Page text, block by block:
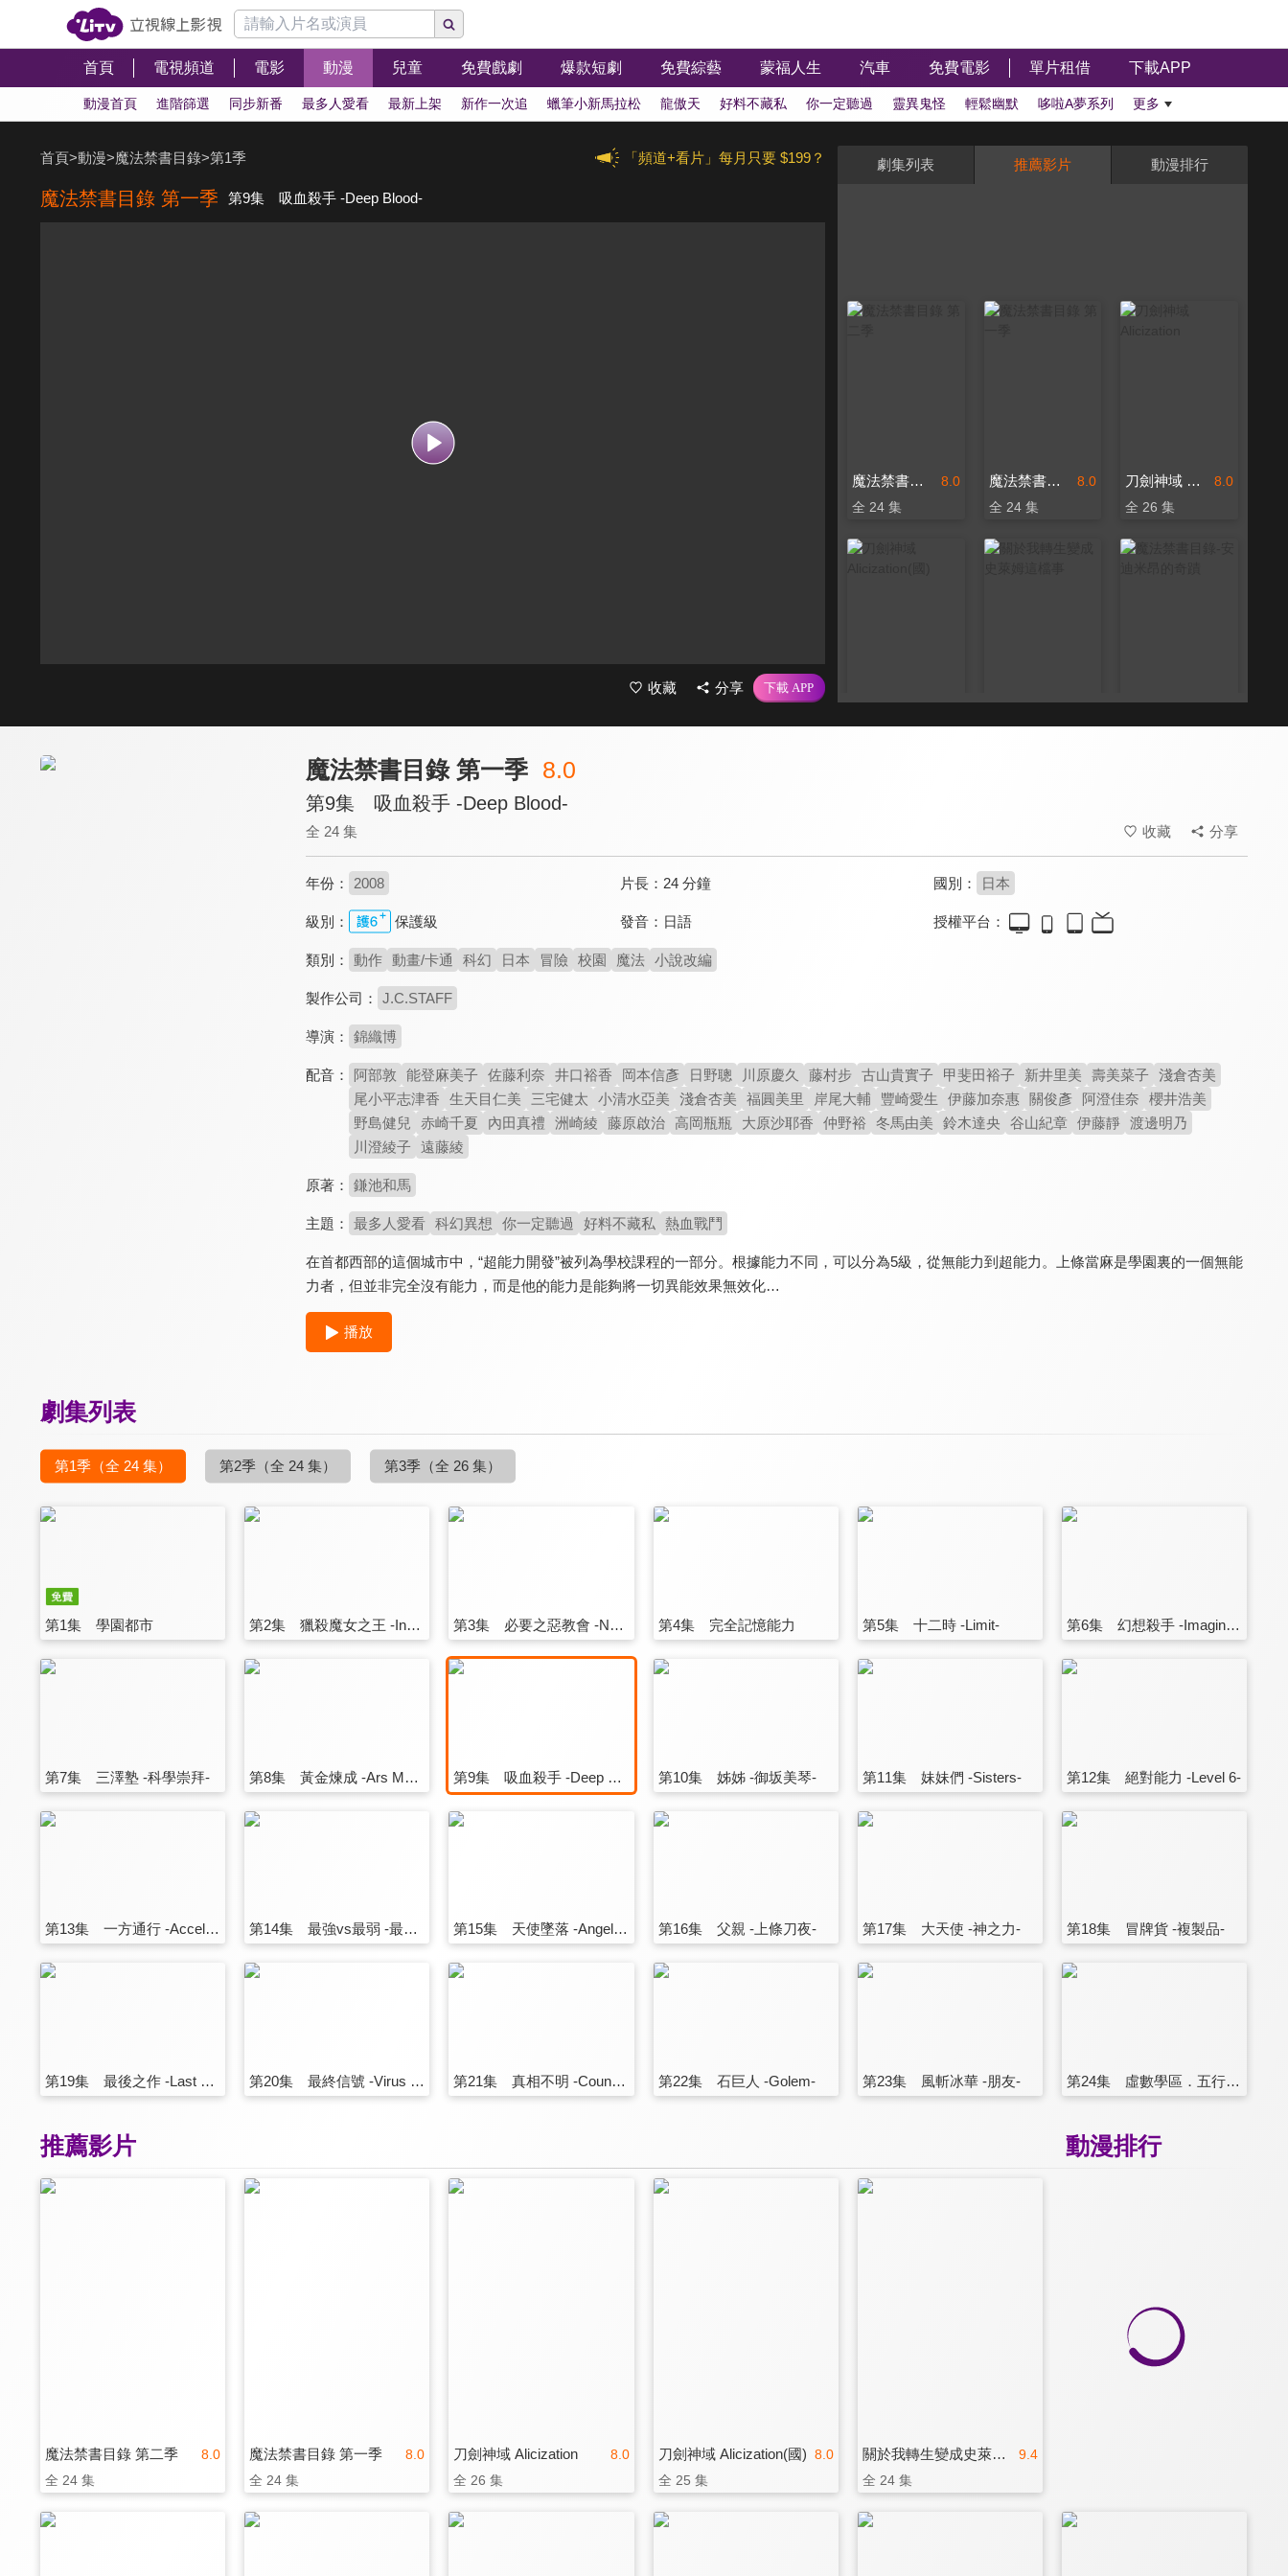
首頁 電視頻道 電影 動漫 兒童 免費戲劇 爆款短劇 免費綜藝 蒙福人生 汽車 免費電影 單片租借 下載APP
動漫首頁 進階篩選 同步新番 最多人愛看 最新上架 新作一次追 蠟筆小新馬拉松 龍傲天 好料不藏私 你一定聽過 靈異鬼怪 輕鬆幽默 哆啦A夢系列 更多
「頻道+看片」每月只要 $199？
首頁>動漫>魔法禁書目錄>第1季
魔法禁書目錄 第一季 第9集 吸血殺手 -Deep Blood-
收藏 分享
劇集列表 推薦影片 動漫排行
8.0
魔法禁書目錄 第二季
全 24 集
8.0
魔法禁書目錄 第一季
全 24 集
8.0
刀劍神域 Alicization
全 26 集
魔法禁書目錄 第一季 8.0
第9集 吸血殺手 -Deep Blood-
全 24 集 收藏 分享
年份： 2008 片長： 24 分鐘 國別： 日本
級別： 保護級 發音： 日語 授權平台：
類別： 動作 動畫/卡通 科幻 日本 冒險 校園 魔法 小說改編
製作公司： J.C.STAFF
導演： 錦織博
配音： 阿部敦 能登麻美子 佐藤利奈 井口裕香 岡本信彥 日野聰 川原慶久 藤村步 古山貴實子 甲斐田裕子 新井里美 壽美菜子
淺倉杏美
尾小平志津香
生天目仁美 三宅健太 小清水亞美 淺倉杏美 福圓美里 岸尾大輔 豐崎愛生 伊藤加奈惠 關俊彥 阿澄佳奈
櫻井浩美
野島健兒
赤崎千夏 內田真禮 洲崎綾 藤原啟治 高岡瓶瓶 大原沙耶香 仲野裕 冬馬由美 鈴木達央 谷山紀章 伊藤靜 渡邊明乃
川澄綾子
遠藤綾
原著： 鎌池和馬
主題： 最多人愛看 科幻異想 你一定聽過 好料不藏私 熱血戰鬥
在首都西部的這個城市中，“超能力開發”被列為學校課程的一部分。根據能力不同，可以分為5級，從無能力到超能力。上條當麻是學園裏的一個無能
力者，但並非完全沒有能力，而是他的能力是能夠將一切異能效果無效化…
播放
劇集列表
第1季 （全 24 集） 第2季 （全 24 集） 第3季 （全 26 集）
第1集 學園都市 第2集 獵殺魔女之王 -Innocentius- 第3集 必要之惡教會 -Necessarius- 第4集 完全記憶能力 第5集 十二時 -Limit- 第6集 幻想殺手 -Imagine Breaker-
第7集 三澤塾 -科學崇拜- 第8集 黃金煉成 -Ars Magna- 第9集 吸血殺手 -Deep Blood- 第10集 姊姊 -御坂美琴- 第11集 妹妹們 -Sisters- 第12集 絕對能力 -Level 6-
第13集 一方通行 -Accelerator- 第14集 最強vs最弱 -最弱vs最強- 第15集 天使墜落 -Angel Fall- 第16集 父親 -上條刀夜- 第17集 大天使 -神之力- 第18集 冒牌貨 -複製品-
第19集 最後之作 -Last Order- 第20集 最終信號 -Virus Code- 第21集 真相不明 -Counter Stop- 第22集 石巨人 -Golem- 第23集 風斬冰華 -朋友- 第24集 虛數學區．五行機關(完)
動漫排行
推薦影片
8.0
魔法禁書目錄 第二季
全 24 集
8.0
魔法禁書目錄 第一季
全 24 集
8.0
刀劍神域 Alicization
全 26 集
8.0
刀劍神域 Alicization(國)
全 25 集
9.4
關於我轉生變成史萊姆這檔事
全 24 集